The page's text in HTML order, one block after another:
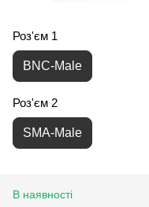
Роз'єм 1
BNC-Male
Роз'єм 2
SMA-Male
В наявності